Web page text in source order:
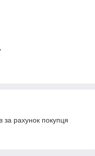
за рахунок покупця